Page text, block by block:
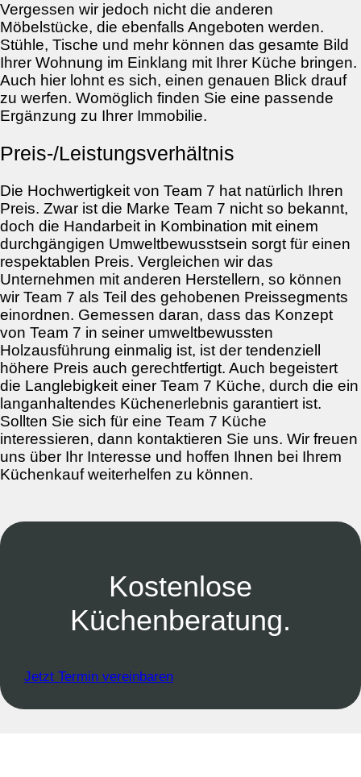
Vergessen wir jedoch nicht die anderen
Möbelstücke, die ebenfalls Angeboten werden.
Stühle, Tische und mehr können das gesamte Bild
Ihrer Wohnung im Einklang mit Ihrer Küche bringen.
Auch hier lohnt es sich, einen genauen Blick drauf
zu werfen. Womöglich finden Sie eine passende
Ergänzung zu Ihrer Immobilie.
Preis-/Leistungsverhältnis
Die Hochwertigkeit von Team 7 hat natürlich Ihren
Preis. Zwar ist die Marke Team 7 nicht so bekannt,
doch die Handarbeit in Kombination mit einem
durchgängigen Umweltbewusstsein sorgt für einen
respektablen Preis. Vergleichen wir das
Unternehmen mit anderen Herstellern, so können
wir Team 7 als Teil des gehobenen Preissegments
einordnen. Gemessen daran, dass das Konzept
von Team 7 in seiner umweltbewussten
Holzausführung einmalig ist, ist der tendenziell
höhere Preis auch gerechtfertigt. Auch begeistert
die Langlebigkeit einer Team 7 Küche, durch die ein
langanhaltendes Küchenerlebnis garantiert ist.
Sollten Sie sich für eine Team 7 Küche
interessieren, dann kontaktieren Sie uns. Wir freuen
uns über Ihr Interesse und hoffen Ihnen bei Ihrem
Küchenkauf weiterhelfen zu können.
Kostenlose
Küchenberatung.
Jetzt Termin vereinbaren